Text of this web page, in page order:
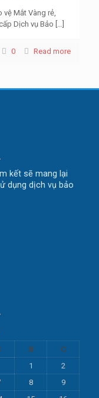
vệ Mắt Vàng rẻ,
Dịch vụ Bảo […]
0 Read more
kết sẽ mang lại
dụng dịch vụ bảo
B
C
1
2
8
9